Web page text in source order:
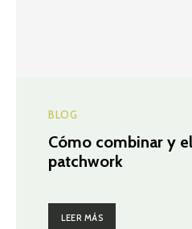
BLOG
Cómo combinar y
patchwork
LEER MÁS